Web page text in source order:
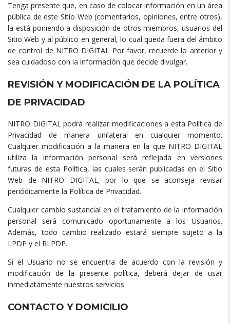
Tenga presente que, en caso de colocar información en un área
pública de este Sitio Web (comentarios, opiniones, entre otros),
la está poniendo a disposición de otros miembros, usuarios del
Sitio Web y al público en general, lo cual queda fuera del ámbito
de control de NITRO DIGITAL Por favor, recuerde lo anterior y
sea cuidadoso con la información que decide divulgar.
REVISIÓN Y MODIFICACIÓN DE LA POLÍTICA
DE PRIVACIDAD
NITRO DIGITAL podrá realizar modificaciones a esta Política de
Privacidad de manera unilateral en cualquier momento.
Cualquier modificación a la manera en la que NITRO DIGITAL
utiliza la información personal será reflejada en versiones
futuras de esta Política, las cuales serán publicadas en el Sitio
Web de NITRO DIGITAL, por lo que se aconseja revisar
periódicamente la Política de Privacidad.
Cualquier cambio sustancial en el tratamiento de la información
personal será comunicado oportunamente a los Usuarios.
Además, todo cambio realizado estará siempre sujeto a la
LPDP y el RLPDP.
Si el Usuario no se encuentra de acuerdo con la revisión y
modificación de la presente política, deberá dejar de usar
inmediatamente nuestros servicios.
CONTACTO Y DOMICILIO